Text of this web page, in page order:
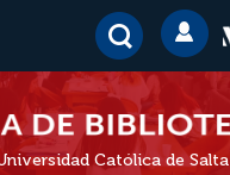
Católica de Salta